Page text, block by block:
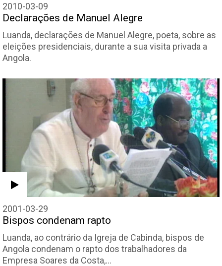
2010-03-09
Declarações de Manuel Alegre
Luanda, declarações de Manuel Alegre, poeta, sobre as
eleições presidenciais, durante a sua visita privada a
Angola.
2001-03-29
Bispos condenam rapto
Luanda, ao contrário da Igreja de Cabinda, bispos de
Angola condenam o rapto dos trabalhadores da
Empresa Soares da Costa,…